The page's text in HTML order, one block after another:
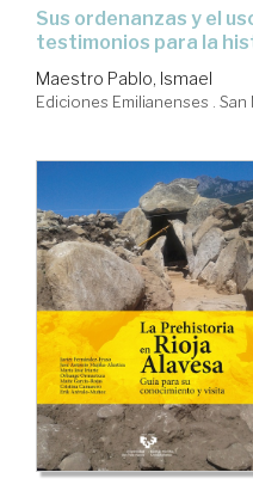
Sus ordenanzas y el uso del agua del Torco: tres
testimonios para la
Maestro Pablo, Ismael
Ediciones Emilianenses .